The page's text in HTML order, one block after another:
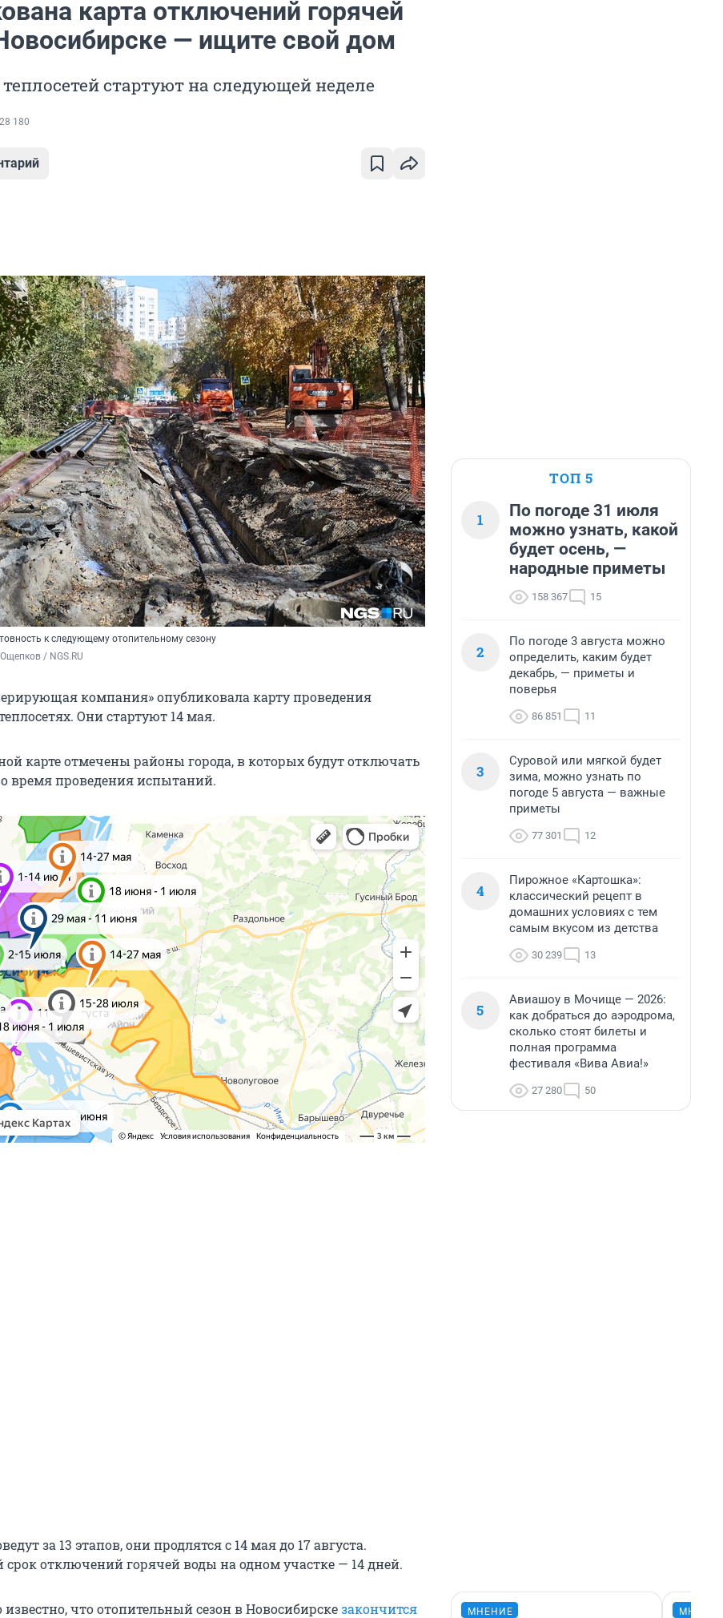
карта отключений горячей
— ищите свой дом
стартуют на следующей неделе
28 180
к следующему отопительному сезону
/ NGS.RU
компания» опубликовала карту проведения
Они стартуют 14 мая.
карте отмечены районы города, в которых будут отключать
время проведения испытаний.
за 13 этапов, они продлятся с 14 мая до 17 августа.
отключений горячей воды на одном участке — 14 дней.
известно, что отопительный сезон в Новосибирскезакончится
ТОП 5
1
По погоде 31 июля
можно узнать, какой
будет осень, —
народные приметы
158 367 15
2
По погоде 3 августа можно
определить, каким будет
декабрь, — приметы и
поверья
86 851 11
3
Суровой или мягкой будет
зима, можно узнать по
погоде 5 августа — важные
приметы
77 301 12
4
Пирожное «Картошка»:
классический рецепт в
домашних условиях с тем
самым вкусом из детства
30 239 13
5
Авиашоу в Мочище — 2026:
как добраться до аэродрома,
сколько стоят билеты и
полная программа
фестиваля «Вива Авиа!»
27 280 50
МНЕНИЕ